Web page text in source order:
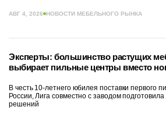
АВГ 4, 2026 НОВОСТИ МЕБЕЛЬНОГО РЫНКА
Эксперты: большинство растущих
выбирает пильные центры вместо
В честь 10-летнего юбилея поставки первого
России, Лига совместно с заводом
решений